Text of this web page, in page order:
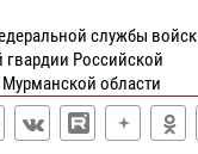
службы войск
Российской
области